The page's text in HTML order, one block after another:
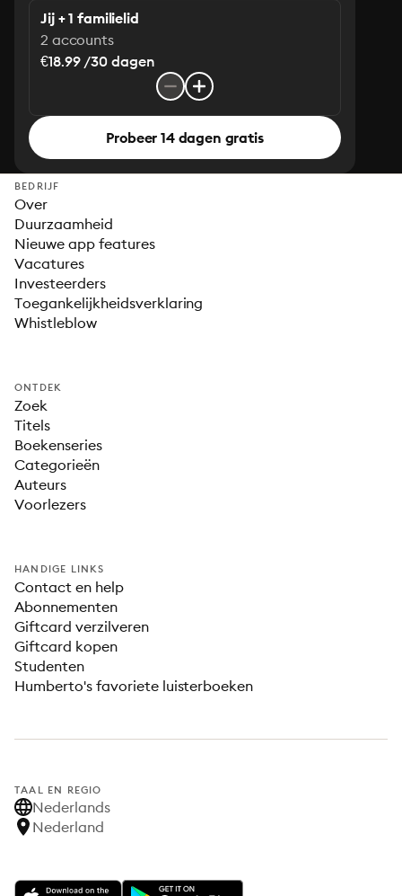
Jij + 1 familielid
2 accounts
€18.99 /30 dagen
Probeer 14 dagen gratis
BEDRIJF
Over
Duurzaamheid
Nieuwe app features
Vacatures
Investeerders
Toegankelijkheidsverklaring
Whistleblow
ONTDEK
Zoek
Titels
Boekenseries
Categorieën
Auteurs
Voorlezers
HANDIGE LINKS
Contact en help
Abonnementen
Giftcard verzilveren
Giftcard kopen
Studenten
Humberto's favoriete luisterboeken
TAAL EN REGIO
Nederlands
Nederland